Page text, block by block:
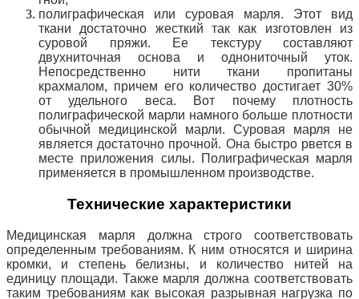
полиграфическая или суровая марля. Этот вид
ткани достаточно жесткий так как изготовлен из
суровой пряжи. Ее текстуру составляют
двухниточная основа и однониточный уток.
Непосредственно нити ткани пропитаны
крахмалом, причем его количество достигает 30%
от удельного веса. Вот почему плотность
полиграфической марли намного больше плотности
обычной медицинской марли. Суровая марля не
является достаточно прочной. Она быстро рвется в
месте приложения силы. Полиграфическая марля
применяется в промышленном производстве.
Технические характеристики
Медицинская марля должна строго соответствовать
определенным требованиям. К ним относятся и ширина
кромки, и степень белизны, и количество нитей на
единицу площади. Также марля должна соответствовать
таким требованиям как высокая разрывная нагрузка по